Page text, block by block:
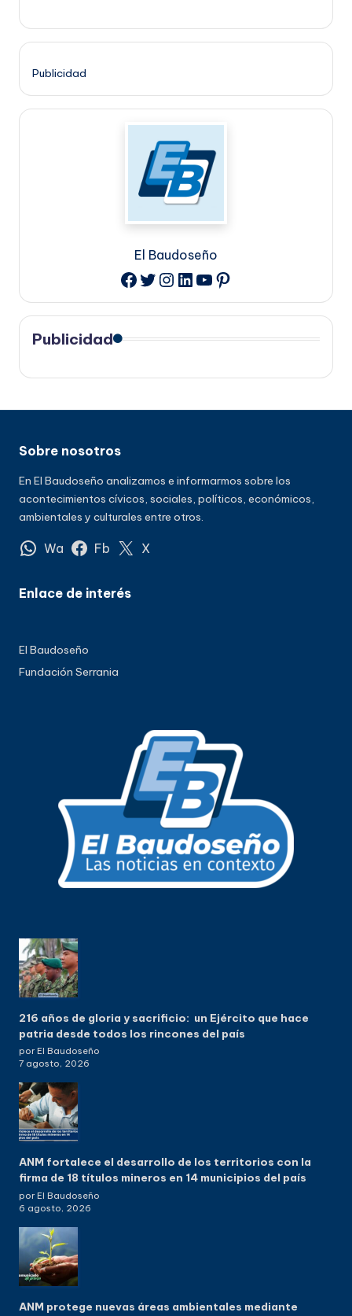
Publicidad
El Baudoseño
Facebook
Twitter
Instagram
LinkedIn
YouTube
Pinterest
Publicidad
Sobre nosotros
En El Baudoseño analizamos e informarmos sobre los
acontecimientos cívicos, sociales, políticos, económicos,
ambientales y culturales entre otros.
Wa Fb X
Enlace de interés
El Baudoseño
Fundación Serrania
216 años de gloria y sacrificio: un Ejército que hace
patria desde todos los rincones del país
por El Baudoseño
7 agosto, 2026
ANM fortalece el desarrollo de los territorios con la
firma de 18 títulos mineros en 14 municipios del país
por El Baudoseño
6 agosto, 2026
ANM protege nuevas áreas ambientales mediante